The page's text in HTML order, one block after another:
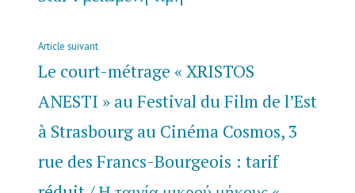
Article suivantArticle
suivant
Le court-métrage « XRISTOS
ANESTI » au Festival du Film de l’Est
à Strasbourg au Cinéma Cosmos, 3
rue des Francs-Bourgeois : tarif